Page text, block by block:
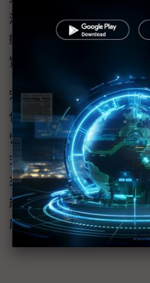
浪潮，宏庭科技將持續深
戰略夥伴關係，投入前瞻
實能力轉化為更具競爭力
宏庭科技期許能成為企業
伴，透過數據驅動的智能
營運決策、提升客戶體驗
式，並在瞬息萬變的市場
來，宏庭科技將繼續探索
能，為客戶開創更多商業
能、高效的數位新時代。